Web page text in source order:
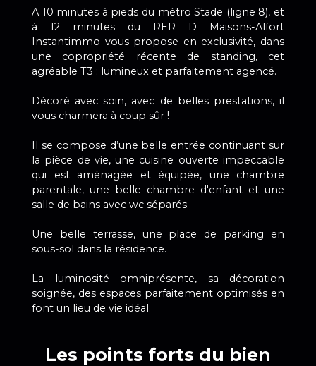
A 10 minutes à pieds du métro Stade (ligne 8), et
à 12 minutes du RER D Maisons-Alfort
Instantimmo vous propose en exclusivité, dans
une copropriété récente de standing, cet
agréable T3 : lumineux et parfaitement agencé.
Décoré avec soin, avec de belles prestations, il
vous charmera à coup sûr !
Il se compose d’une belle entrée continuant sur
la pièce de vie, une cuisine ouverte impeccable
qui est aménagée et équipée, une chambre
parentale, une belle chambre d'enfant et une
salle de bains avec wc séparés.
Une belle terrasse, une place de parking en
sous-sol dans la résidence.
La luminosité omniprésente, sa décoration
soignée, des espaces parfaitement optimisés en
font un lieu de vie idéal.
Les points forts du bien